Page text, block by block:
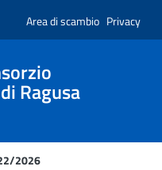
Area di scambio Privacy
Ragusa
2026